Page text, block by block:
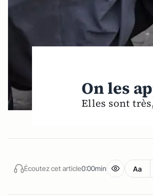
On les
Elles sont
Écoutez cet article0:00min Aa